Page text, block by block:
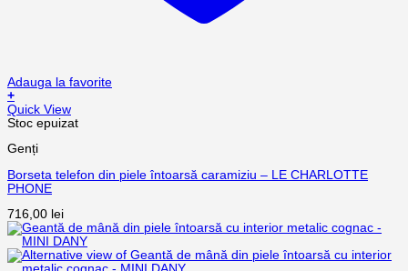
Adauga la favorite
+
Quick View
Stoc epuizat
Genți
Borseta telefon din piele întoarsă caramiziu – LE CHARLOTTE
PHONE
716,00 lei